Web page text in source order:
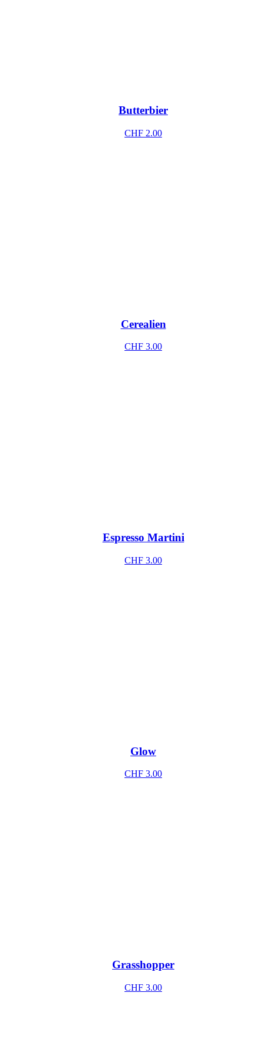
Butterbier
CHF 2.00
Cerealien
CHF 3.00
Espresso Martini
CHF 3.00
Glow
CHF 3.00
Grasshopper
CHF 3.00